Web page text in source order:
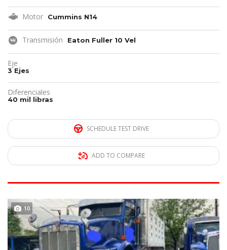
Motor Cummins N14
Transmisión Eaton Fuller 10 Vel
Eje
3 Ejes
Diferenciales
40 mil libras
SCHEDULE TEST DRIVE
ADD TO COMPARE
10 DISPONIBLE